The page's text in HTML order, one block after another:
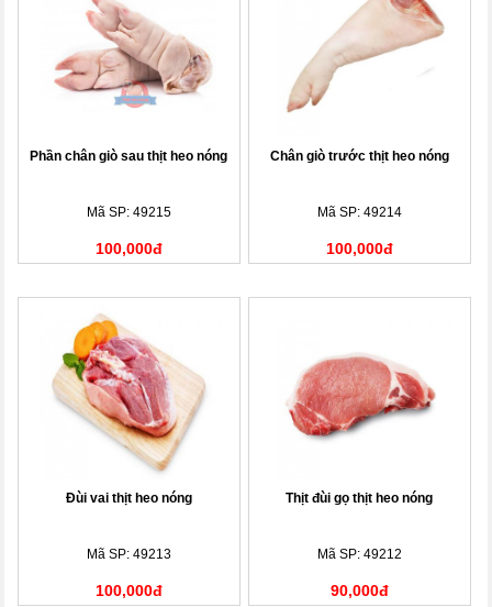
Phần chân giò sau thịt heo nóng
Mã SP: 49215
100,000đ
Chân giò trước thịt heo nóng
Mã SP: 49214
100,000đ
Đùi vai thịt heo nóng
Mã SP: 49213
100,000đ
Thịt đùi gọ thịt heo nóng
Mã SP: 49212
90,000đ